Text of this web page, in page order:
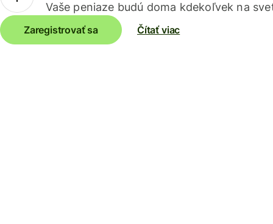
Vaše peniaze budú doma kdekoľvek na
Zaregistrovať sa Čítať viac